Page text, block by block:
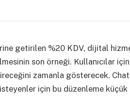
getirilen %20 KDV, dijital
son örneği. Kullanıcılar
zamanla gösterecek.
için bu düzenleme